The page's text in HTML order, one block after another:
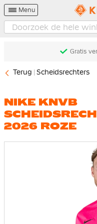
Menu
Gratis
Terug Scheidsrechters
NIKE KNVB
2026 ROZE